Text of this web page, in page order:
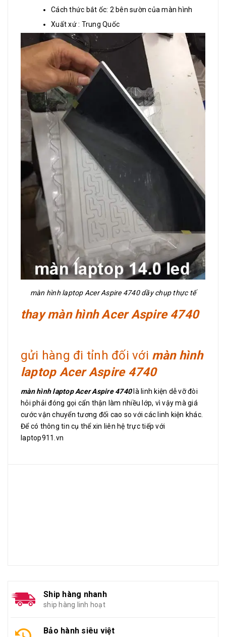
Cách thức bắt ốc: 2 bên sườn của màn hình
Xuất xứ : Trung Quốc
màn hình laptop Acer Aspire 4740 dầy chụp thực tế
thay màn hình Acer Aspire 4740
gửi hàng đi tỉnh đối với màn hình
laptop Acer Aspire 4740
màn hình laptop Acer Aspire 4740là linh kiện dễ vỡ đòi
hỏi phải đóng gọi cẩn thận làm nhiều lớp, vì vậy mà giá
cước vận chuyển tương đối cao so với các linh kiện khác.
Để có thông tin cụ thể xin liên hệ trực tiếp với
laptop911.vn
Ship hàng nhanh
ship hàng linh hoạt
Bảo hành siêu việt